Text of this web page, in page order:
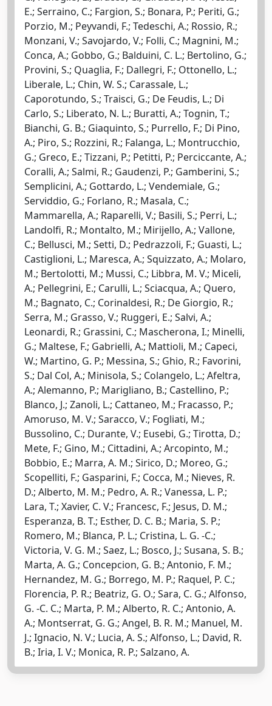
E.; Serraino, C.; Fargion, S.; Bonara, P.; Periti, G.;
Porzio, M.; Peyvandi, F.; Tedeschi, A.; Rossio, R.;
Monzani, V.; Savojardo, V.; Folli, C.; Magnini, M.;
Conca, A.; Gobbo, G.; Balduini, C. L.; Bertolino, G.;
Provini, S.; Quaglia, F.; Dallegri, F.; Ottonello, L.;
Liberale, L.; Chin, W. S.; Carassale, L.;
Caporotundo, S.; Traisci, G.; De Feudis, L.; Di
Carlo, S.; Liberato, N. L.; Buratti, A.; Tognin, T.;
Bianchi, G. B.; Giaquinto, S.; Purrello, F.; Di Pino,
A.; Piro, S.; Rozzini, R.; Falanga, L.; Montrucchio,
G.; Greco, E.; Tizzani, P.; Petitti, P.; Perciccante, A.;
Coralli, A.; Salmi, R.; Gaudenzi, P.; Gamberini, S.;
Semplicini, A.; Gottardo, L.; Vendemiale, G.;
Serviddio, G.; Forlano, R.; Masala, C.;
Mammarella, A.; Raparelli, V.; Basili, S.; Perri, L.;
Landolfi, R.; Montalto, M.; Mirijello, A.; Vallone,
C.; Bellusci, M.; Setti, D.; Pedrazzoli, F.; Guasti, L.;
Castiglioni, L.; Maresca, A.; Squizzato, A.; Molaro,
M.; Bertolotti, M.; Mussi, C.; Libbra, M. V.; Miceli,
A.; Pellegrini, E.; Carulli, L.; Sciacqua, A.; Quero,
M.; Bagnato, C.; Corinaldesi, R.; De Giorgio, R.;
Serra, M.; Grasso, V.; Ruggeri, E.; Salvi, A.;
Leonardi, R.; Grassini, C.; Mascherona, I.; Minelli,
G.; Maltese, F.; Gabrielli, A.; Mattioli, M.; Capeci,
W.; Martino, G. P.; Messina, S.; Ghio, R.; Favorini,
S.; Dal Col, A.; Minisola, S.; Colangelo, L.; Afeltra,
A.; Alemanno, P.; Marigliano, B.; Castellino, P.;
Blanco, J.; Zanoli, L.; Cattaneo, M.; Fracasso, P.;
Amoruso, M. V.; Saracco, V.; Fogliati, M.;
Bussolino, C.; Durante, V.; Eusebi, G.; Tirotta, D.;
Mete, F.; Gino, M.; Cittadini, A.; Arcopinto, M.;
Bobbio, E.; Marra, A. M.; Sirico, D.; Moreo, G.;
Scopelliti, F.; Gasparini, F.; Cocca, M.; Nieves, R.
D.; Alberto, M. M.; Pedro, A. R.; Vanessa, L. P.;
Lara, T.; Xavier, C. V.; Francesc, F.; Jesus, D. M.;
Esperanza, B. T.; Esther, D. C. B.; Maria, S. P.;
Romero, M.; Blanca, P. L.; Cristina, L. G. -C.;
Victoria, V. G. M.; Saez, L.; Bosco, J.; Susana, S. B.;
Marta, A. G.; Concepcion, G. B.; Antonio, F. M.;
Hernandez, M. G.; Borrego, M. P.; Raquel, P. C.;
Florencia, P. R.; Beatriz, G. O.; Sara, C. G.; Alfonso,
G. -C. C.; Marta, P. M.; Alberto, R. C.; Antonio, A.
A.; Montserrat, G. G.; Angel, B. R. M.; Manuel, M.
J.; Ignacio, N. V.; Lucia, A. S.; Alfonso, L.; David, R.
B.; Iria, I. V.; Monica, R. P.; Salzano, A.